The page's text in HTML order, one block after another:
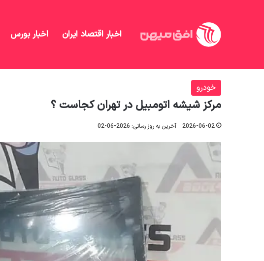
اخبار اقتصاد ایران اخبار بورس
خودرو
مرکز شیشه اتومبیل در تهران کجاست ؟
2026-06-02 آخرین به روز رسانی: 2026-06-02